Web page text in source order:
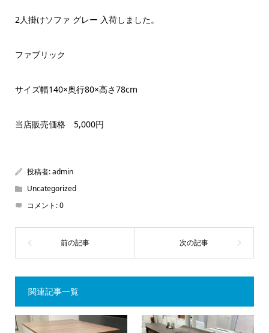
2人掛けソファ グレー 入荷しました。
ファブリック
サイズ幅140×奥行80×高さ78cm
当店販売価格 5,000円
投稿者:admin
Uncategorized
コメント:0
関連記事一覧